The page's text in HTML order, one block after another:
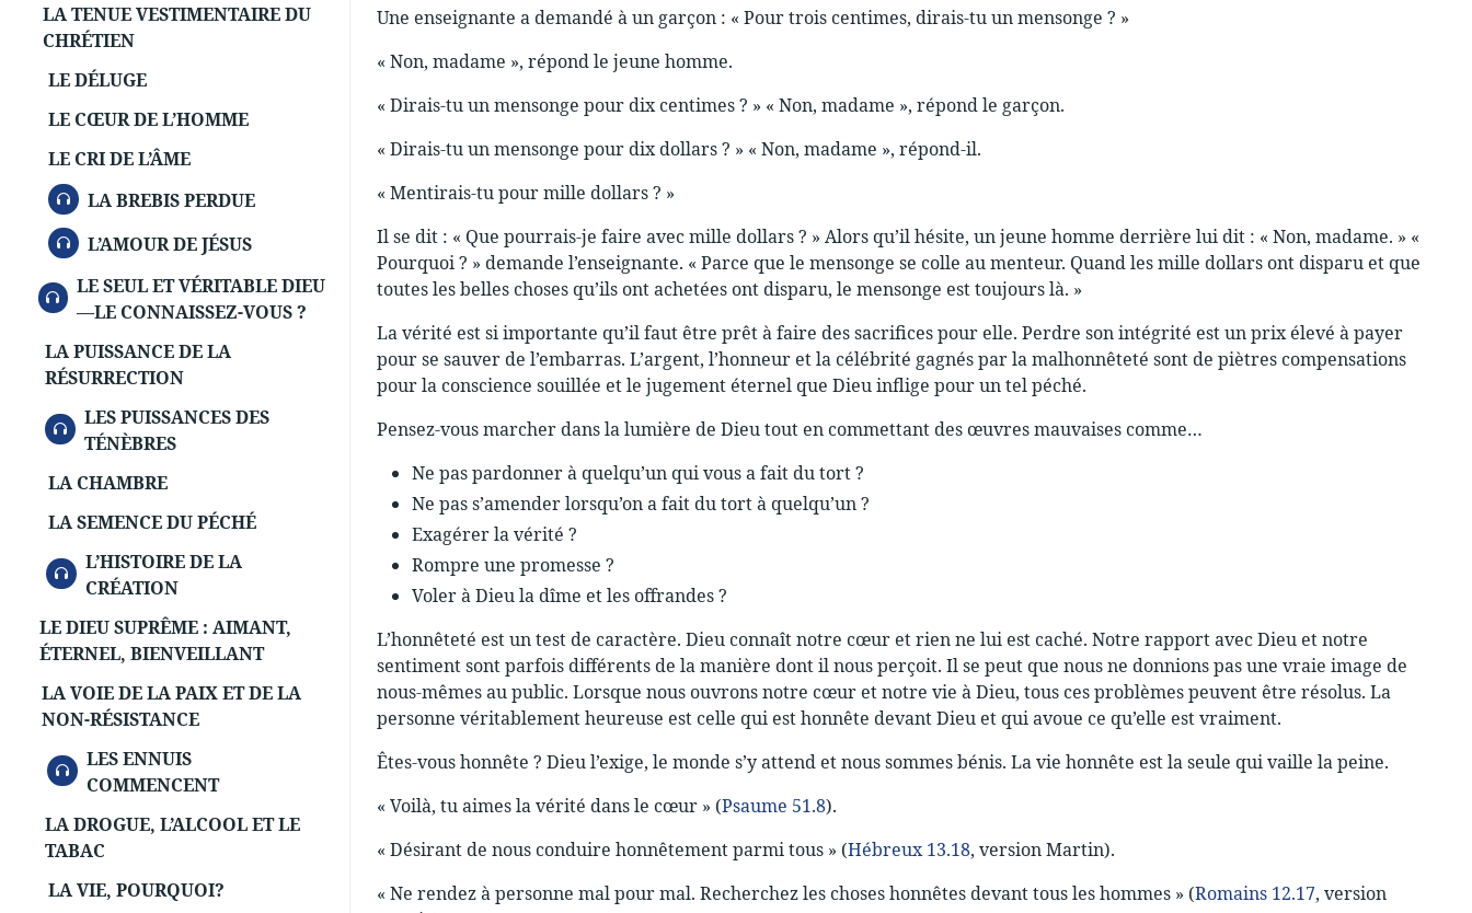
LA TENUE VESTIMENTAIRE DU
CHRÉTIEN
LE DÉLUGE
LE CŒUR DE L’HOMME
LE CRI DE L’ÂME
AUDIOLA BREBIS PERDUE
AUDIO
L’AMOUR DE JÉSUS
AUDIO
LE SEUL ET VÉRITABLE DIEU
—LE CONNAISSEZ-VOUS ?
LA PUISSANCE DE LA
RÉSURRECTION
AUDIO
LES PUISSANCES DES
TÉNÈBRES
LA CHAMBRE
LA SEMENCE DU PÉCHÉ
AUDIO
L’HISTOIRE DE LA
CRÉATION
LE DIEU SUPRÊME : AIMANT,
ÉTERNEL, BIENVEILLANT
LA VOIE DE LA PAIX ET DE LA
NON-RÉSISTANCE
AUDIO
LES ENNUIS
COMMENCENT
LA DROGUE, L’ALCOOL ET LE
TABAC
LA VIE, POURQUOI?
Une enseignante a demandé à un garçon : « Pour trois centimes, dirais-tu un mensonge ? »
« Non, madame », répond le jeune homme.
« Dirais-tu un mensonge pour dix centimes ? » « Non, madame », répond le garçon.
« Dirais-tu un mensonge pour dix dollars ? » « Non, madame », répond-il.
« Mentirais-tu pour mille dollars ? »
Il se dit : « Que pourrais-je faire avec mille dollars ? » Alors qu’il hésite, un jeune homme derrière lui dit : « Non, madame. » «
Pourquoi ? » demande l’enseignante. « Parce que le mensonge se colle au menteur. Quand les mille dollars ont disparu et que
toutes les belles choses qu’ils ont achetées ont disparu, le mensonge est toujours là. »
La vérité est si importante qu’il faut être prêt à faire des sacrifices pour elle. Perdre son intégrité est un prix élevé à payer
pour se sauver de l’embarras. L’argent, l’honneur et la célébrité gagnés par la malhonnêteté sont de piètres compensations
pour la conscience souillée et le jugement éternel que Dieu inflige pour un tel péché.
Pensez-vous marcher dans la lumière de Dieu tout en commettant des œuvres mauvaises comme…
Ne pas pardonner à quelqu’un qui vous a fait du tort ?
Ne pas s’amender lorsqu’on a fait du tort à quelqu’un ?
Exagérer la vérité ?
Rompre une promesse ?
Voler à Dieu la dîme et les oﬀrandes ?
L’honnêteté est un test de caractère. Dieu connaît notre cœur et rien ne lui est caché. Notre rapport avec Dieu et notre
sentiment sont parfois différents de la manière dont il nous perçoit. Il se peut que nous ne donnions pas une vraie image de
nous-mêmes au public. Lorsque nous ouvrons notre cœur et notre vie à Dieu, tous ces problèmes peuvent être résolus. La
personne véritablement heureuse est celle qui est honnête devant Dieu et qui avoue ce qu’elle est vraiment.
Êtes-vous honnête ? Dieu l’exige, le monde s’y attend et nous sommes bénis. La vie honnête est la seule qui vaille la peine.
« Voilà, tu aimes la vérité dans le cœur » (Psaume 51.8).
« Désirant de nous conduire honnêtement parmi tous » (Hébreux 13.18, version Martin).
« Ne rendez à personne mal pour mal. Recherchez les choses honnêtes devant tous les hommes » (Romains 12.17, version